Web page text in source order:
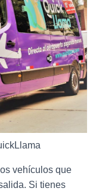
vehículos que
Si tienes